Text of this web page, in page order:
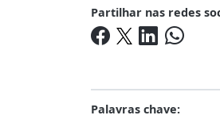
Partilhar nas redes
Palavras chave: